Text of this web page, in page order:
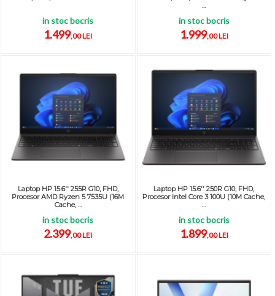
in stoc bocris
1.499,00 LEI
in stoc bocris
1.999,00 LEI
Laptop HP 15.6'' 255R G10, FHD,
Procesor AMD Ryzen 5 7535U (16M
Cache, ...
in stoc bocris
2.399,00 LEI
Laptop HP 15.6'' 250R G10, FHD,
Procesor Intel Core 3 100U (10M Cache,
...
in stoc bocris
1.899,00 LEI